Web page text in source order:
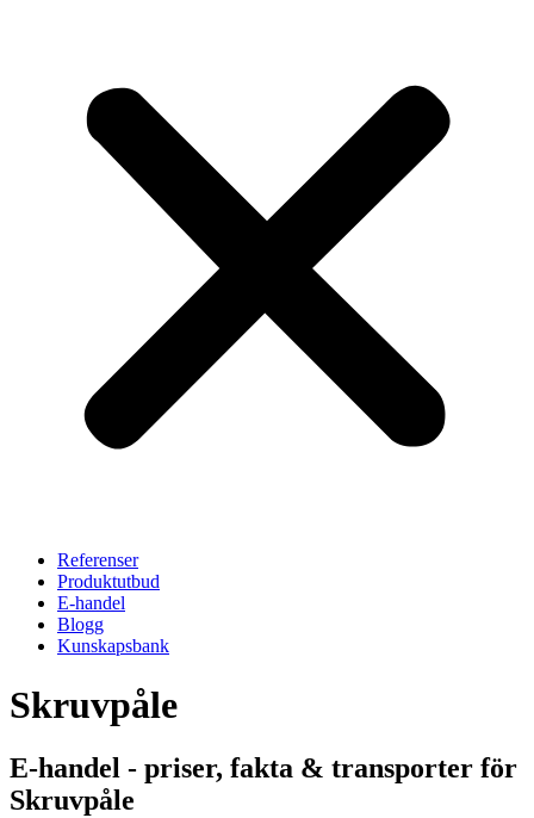
Referenser
Produktutbud
E-handel
Blogg
Kunskapsbank
Skruvpåle
E-handel - priser, fakta & transporter för
Skruvpåle